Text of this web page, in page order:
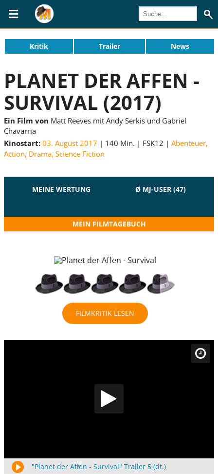
Kritik Trailer News
PLANET DER AFFEN -
SURVIVAL (2017)
Ein Film von Matt Reeves mit Andy Serkis und Gabriel
Chavarria
Kinostart: 03. August 2017 140 Min. FSK12 Abenteuer,
Action, Drama, Science Fiction
MEINE WERTUNG Ø MJ-USER (47)
MEIN FILMTAGEBUCH
FILMKRITIK LESEN
"Planet der Affen - Survival" Trailer 5 (dt.)